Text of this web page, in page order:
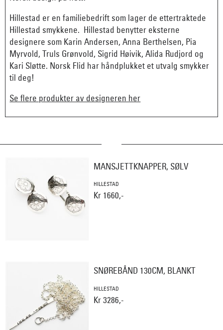
Hillestad er en familiebedrift som lager de ettertraktede
Hillestad smykkene. Hillestad benytter eksterne
designere som Karin Andersen, Anna Berthelsen, Pia
Myrvold, Truls Grønvold, Sigrid Høivik, Alida Rudjord og
Kari Sløtte. Norsk Flid har håndplukket et utvalg smykker
til deg!
Se flere produkter av designeren her
MANSJETTKNAPPER, SØLV
HILLESTAD
Kr 1660,-
SNØREBÅND 130CM, BLANKT
HILLESTAD
Kr 3286,-